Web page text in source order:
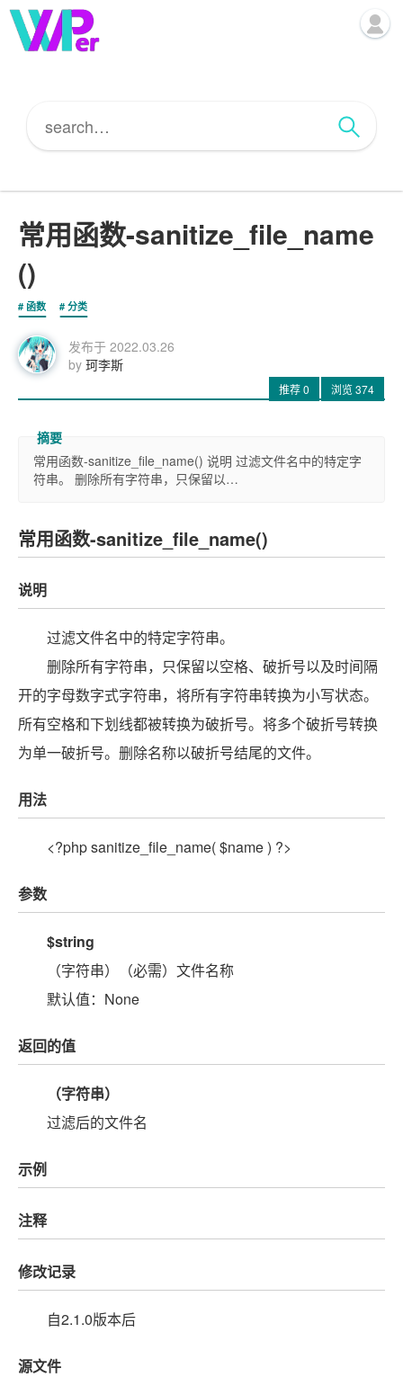
常用函数-sanitize_file_name
()
函数 分类
发布于 2022.03.26
by 珂李斯
推荐0 浏览374
常用函数-sanitize_file_name() 说明 过滤文件名中的特定字
符串。 删除所有字符串，只保留以…
常用函数-sanitize_file_name()
说明
过滤文件名中的特定字符串。
删除所有字符串，只保留以空格、破折号以及时间隔
开的字母数字式字符串，将所有字符串转换为小写状态。
所有空格和下划线都被转换为破折号。将多个破折号转换
为单一破折号。删除名称以破折号结尾的文件。
用法
<?php sanitize_file_name( $name ) ?>
参数
$string
（字符串）（必需）文件名称
默认值：None
返回的值
（字符串）
过滤后的文件名
示例
注释
修改记录
自2.1.0版本后
源文件